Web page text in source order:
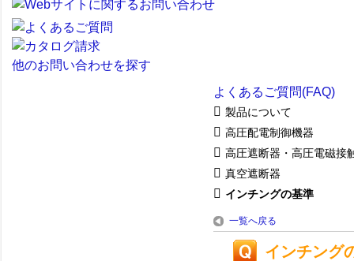
他のお問い合わせを探す
よくあるご質問(FAQ)
製品について
高圧配電制御機器
高圧遮断器・高圧電磁接
真空遮断器
インチングの基準
一覧へ戻る
インチング